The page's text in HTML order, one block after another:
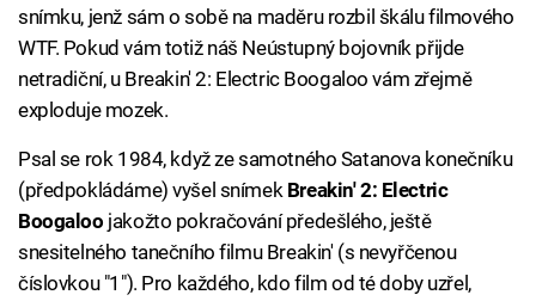
snímku, jenž sám o sobě na maděru rozbil škálu filmového
WTF. Pokud vám totiž náš Neústupný bojovník přijde
netradiční, u Breakin' 2: Electric Boogaloo vám zřejmě
exploduje mozek.
Psal se rok 1984, když ze samotného Satanova konečníku
(předpokládáme) vyšel snímek Breakin' 2: Electric
Boogaloo jakožto pokračování předešlého, ještě
snesitelného tanečního filmu Breakin' (s nevyřčenou
číslovkou "1"). Pro každého, kdo film od té doby uzřel,